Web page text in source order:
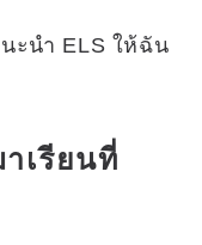
ะนำ ELS ให้ฉัน
เรียนที่